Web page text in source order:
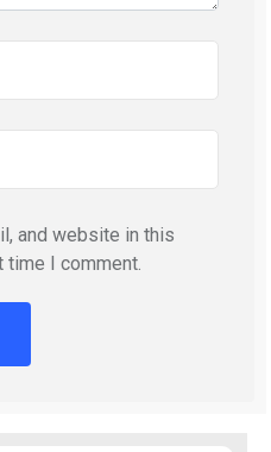
and website in this
I comment.